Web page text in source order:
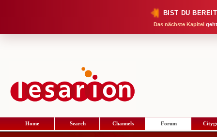
BIST DU
Das nächste Kapitel
Home Search Channels Forum